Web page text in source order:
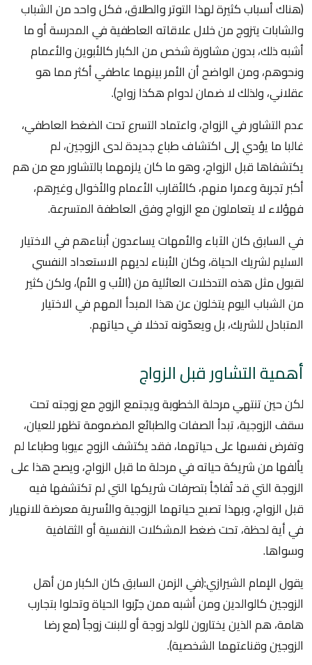
(هناك أسباب كثيرة لهذا التوتر والطلاق، فكل واحد من الشباب
والشابات يتزوج من خلال علاقاته العاطفية في المدرسة أو ما
أشبه ذلك، بدون مشاورة شخص من الكبار كالأبوين والأعمام
ونحوهم، ومن الواضح أن الأمر بينهما عاطفي أكثر مما هو
عقلاني، ولذلك لا ضمان لدوام هكذا زواج).
عدم التشاور في الزواج، واعتماد التسرع تحت الضغط العاطفي،
غالبا ما يؤدي إلى اكتشاف طباع جديدة لدى الزوجين، لم
يكتشفاها قبل الزواج، وهو ما كان يلزمهما بالتشاور مع من هم
أكبر تجربة وعمرا منهم، كالأقارب الأعمام والأخوال وغيرهم،
فهؤلاء لا يتعاملون مع الزواج وفق العاطفة المتسرعة.
في السابق كان الآباء والأمهات يساعدون أبناءهم في الاختيار
السليم لشريك الحياة، وكان الأبناء لديهم الاستعداد النفسي
لقبول مثل هذه التدخلات العائلية من (الأب و الأم)، ولكن كثير
من الشباب اليوم يتخلون عن هذا المبدأ المهم في الاختيار
المتبادل للشريك، بل ويعدّونه تدخلا في حياتهم.
أهمية التشاور قبل الزواج
لكن حين تنتهي مرحلة الخطوبة ويجتمع الزوج مع زوجته تحت
سقف الزوجية، تبدأ الصفات والطبائع المضمومة تظهر للعيان،
وتفرض نفسها على حياتهما، فقد يكتشف الزوج عيوبا وطباعا لم
يألفها من شريكة حياته في مرحلة ما قبل الزواج، ويصح هذا على
الزوجة التي قد تُفاجَأ بتصرفات شريكها التي لم تكتشفها فيه
قبل الزواج، وبهذا تصبح حياتهما الزوجية والأسرية معرضة للانهيار
في أية لحظة، تحت ضغط المشكلات النفسية أو الثقافية
وسواها.
يقول الإمام الشيرازي:(في الزمن السابق كان الكبار من أهل
الزوجين كالوالدين ومن أشبه ممن جرّبوا الحياة وتحلوا بتجارب
هامة، هم الذين يختارون للولد زوجة أو للبنت زوجاً (مع رضا
الزوجين وقناعتهما الشخصية).